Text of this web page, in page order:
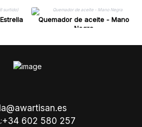
Quemador de aceite - Mano
Negra
+34 602 580 257